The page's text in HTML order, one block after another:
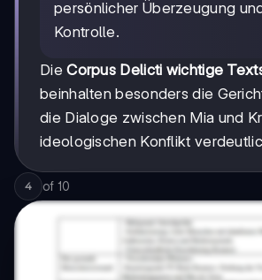
persönlicher Überzeugung
Kontrolle.
DieCorpus Delicti wichtige
beinhalten besonders die
die Dialoge zwischen Mia und
ideologischen Konflikt
4 of 10